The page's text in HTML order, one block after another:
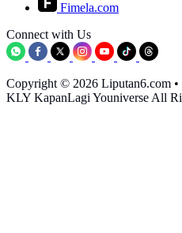
Fimela.com
Connect with Us
Copyright © 2026 Liputan6.com •
KLY KapanLagi Youniverse All